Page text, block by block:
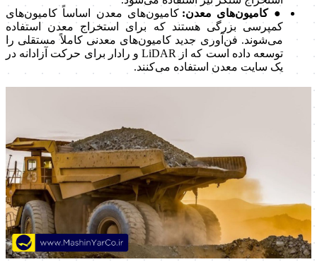
● کامیون‌های معدن: کامیون‌های معدن اساساً کامیون‌های
کمپرسی بزرگی هستند که برای استخراج معدن استفاده
می‌شوند. فن‌آوری جدید کامیون‌های معدنی کاملاً مستقلی را
توسعه داده است که از LiDAR و رادار برای حرکت آزادانه در
یک سایت معدن استفاده می‌کنند.